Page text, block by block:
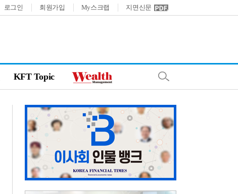
로그인 회원가입 My스크랩 지면신문
KFT Topic